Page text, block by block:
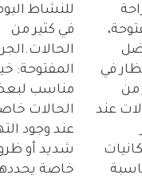
في
من
عند
للنشاط
في كثير من
المفتوحة:
مناسب
الحالات
عند وجود
شديد أو
خاصة